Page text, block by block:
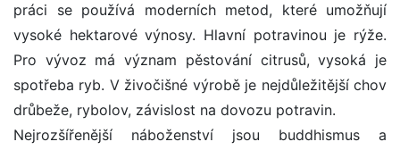
práci se používá moderních metod, které umožňují
vysoké hektarové výnosy. Hlavní potravinou je rýže.
Pro vývoz má význam pěstování citrusů, vysoká je
spotřeba ryb. V živočišné výrobě je nejdůležitější chov
drůbeže, rybolov, závislost na dovozu potravin.
Nejrozšířenější náboženství jsou buddhismus a